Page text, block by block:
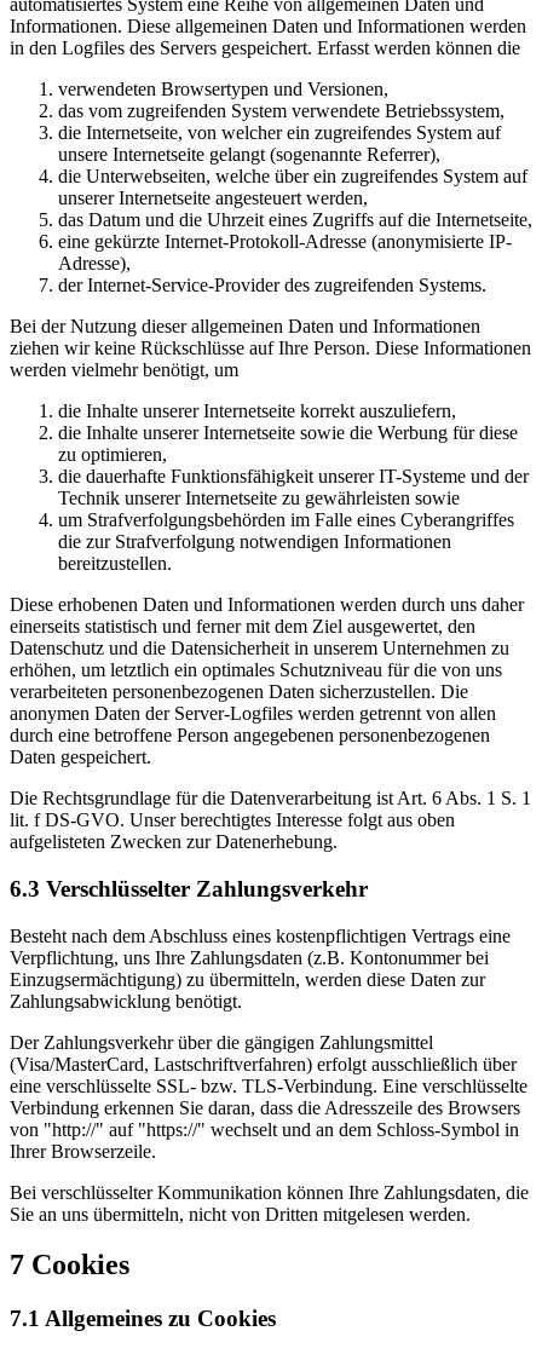
automatisiertes System eine Reihe von allgemeinen Daten und
Informationen. Diese allgemeinen Daten und Informationen werden
in den Logfiles des Servers gespeichert. Erfasst werden können die
verwendeten Browsertypen und Versionen,
das vom zugreifenden System verwendete Betriebssystem,
die Internetseite, von welcher ein zugreifendes System auf
unsere Internetseite gelangt (sogenannte Referrer),
die Unterwebseiten, welche über ein zugreifendes System auf
unserer Internetseite angesteuert werden,
das Datum und die Uhrzeit eines Zugriffs auf die Internetseite,
eine gekürzte Internet-Protokoll-Adresse (anonymisierte IP-
Adresse),
der Internet-Service-Provider des zugreifenden Systems.
Bei der Nutzung dieser allgemeinen Daten und Informationen
ziehen wir keine Rückschlüsse auf Ihre Person. Diese Informationen
werden vielmehr benötigt, um
die Inhalte unserer Internetseite korrekt auszuliefern,
die Inhalte unserer Internetseite sowie die Werbung für diese
zu optimieren,
die dauerhafte Funktionsfähigkeit unserer IT-Systeme und der
Technik unserer Internetseite zu gewährleisten sowie
um Strafverfolgungsbehörden im Falle eines Cyberangriffes
die zur Strafverfolgung notwendigen Informationen
bereitzustellen.
Diese erhobenen Daten und Informationen werden durch uns daher
einerseits statistisch und ferner mit dem Ziel ausgewertet, den
Datenschutz und die Datensicherheit in unserem Unternehmen zu
erhöhen, um letztlich ein optimales Schutzniveau für die von uns
verarbeiteten personenbezogenen Daten sicherzustellen. Die
anonymen Daten der Server-Logfiles werden getrennt von allen
durch eine betroffene Person angegebenen personenbezogenen
Daten gespeichert.
Die Rechtsgrundlage für die Datenverarbeitung ist Art. 6 Abs. 1 S. 1
lit. f DS-GVO. Unser berechtigtes Interesse folgt aus oben
aufgelisteten Zwecken zur Datenerhebung.
6.3 Verschlüsselter Zahlungsverkehr
Besteht nach dem Abschluss eines kostenpflichtigen Vertrags eine
Verpflichtung, uns Ihre Zahlungsdaten (z.B. Kontonummer bei
Einzugsermächtigung) zu übermitteln, werden diese Daten zur
Zahlungsabwicklung benötigt.
Der Zahlungsverkehr über die gängigen Zahlungsmittel
(Visa/MasterCard, Lastschriftverfahren) erfolgt ausschließlich über
eine verschlüsselte SSL- bzw. TLS-Verbindung. Eine verschlüsselte
Verbindung erkennen Sie daran, dass die Adresszeile des Browsers
von "http://" auf "https://" wechselt und an dem Schloss-Symbol in
Ihrer Browserzeile.
Bei verschlüsselter Kommunikation können Ihre Zahlungsdaten, die
Sie an uns übermitteln, nicht von Dritten mitgelesen werden.
7 Cookies
7.1 Allgemeines zu Cookies